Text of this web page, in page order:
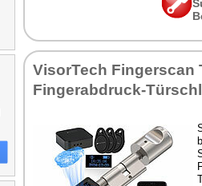
VisorTech Fingerscan
Fingerabdruck-